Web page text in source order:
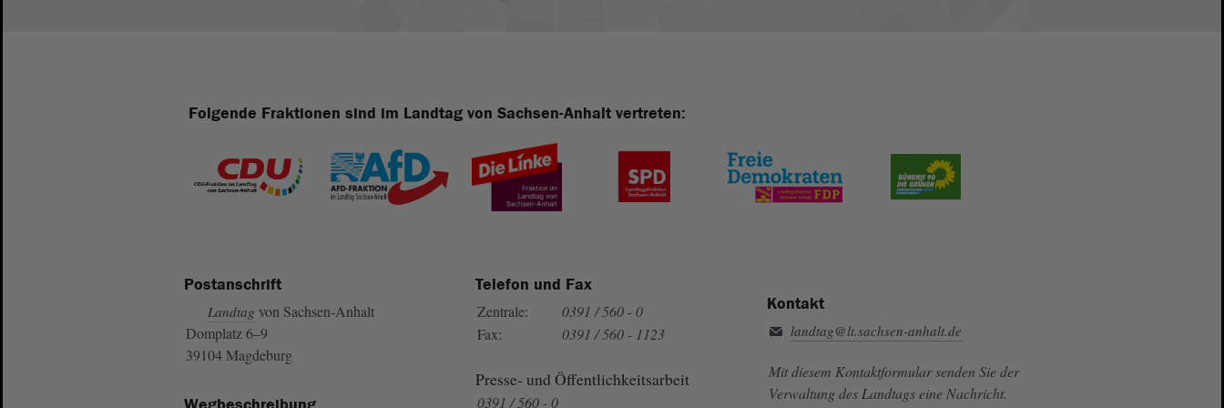
Folgende Fraktionen sind im Landtag von Sachsen-Anhalt vertreten:
Postanschrift
Landtag von Sachsen-Anhalt
Domplatz 6–9
39104 Magdeburg
Telefon und Fax
Zentrale:
0391 / 560 - 0
Fax:
0391 / 560 - 1123
Presse- und Öffentlichkeitsarbeit
0391 / 560 - 0
Kontakt
landtag@lt.sachsen-anhalt.de
Mit diesem Kontaktformular senden Sie der
Verwaltung des Landtags eine Nachricht.